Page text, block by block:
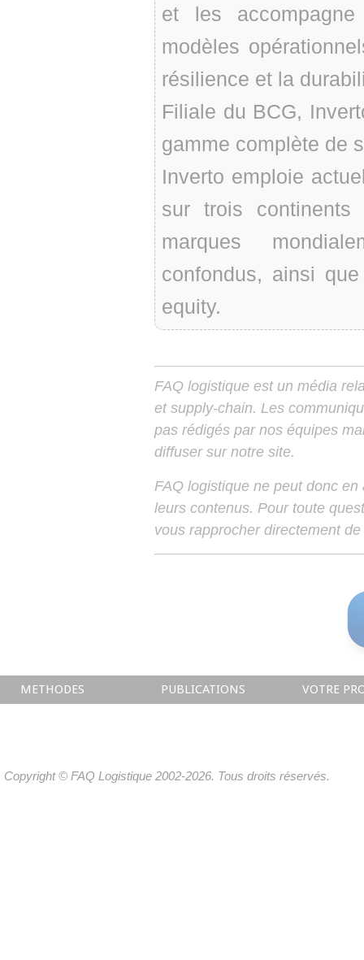
et les
modèles
résilience et la
Filiale du BCG,
gamme complète de
Inverto emploie
sur trois
marques
confondus, ainsi
equity.
FAQ logistique est un média
et supply-chain. Les
pas rédigés par nos équipes
diffuser sur notre site.
FAQ logistique ne peut donc
leurs contenus. Pour toute
vous rapprocher directement
METHODES PUBLICATIONS VOTRE
Copyright © FAQ Logistique 2002-2026. Tous droits réservés.